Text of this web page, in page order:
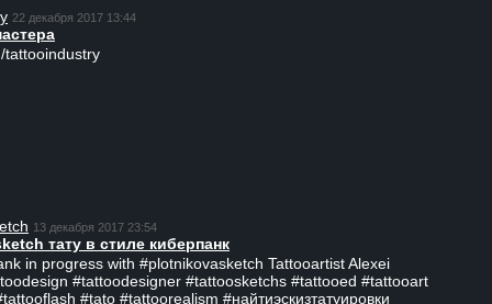
22 декабря 2017 13:44
tattooindustry
13 декабря 2017 23:54
тату в стиле киберпанк
in progress with #plotnikovasketch Tattooartist Alexei
#tattoodesigner #tattoosketchs #tattooed #tattooart
#tato #tattoorealism #найтиэскизтатуировки